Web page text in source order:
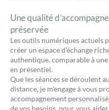
Une qualité
préservée
Les outils numériques actuels
créer un espace d’échange
authentique, comparable à
en présentiel.
Que les séances se déroulent
distance, je m'engage à vous
accompagnement
de vos besoins, pour vous